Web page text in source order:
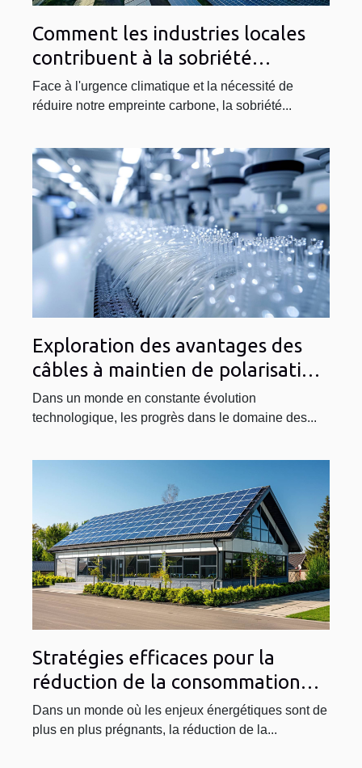
Comment les industries locales
contribuent à la sobriété
énergétique des villes
Face à l'urgence climatique et la nécessité de
réduire notre empreinte carbone, la sobriété...
Exploration des avantages des
câbles à maintien de polarisation
pour les télécommunications
Dans un monde en constante évolution
technologique, les progrès dans le domaine des...
Stratégies efficaces pour la
réduction de la consommation
énergétique dans les bâtiments
Dans un monde où les enjeux énergétiques sont de
plus en plus prégnants, la réduction de la...